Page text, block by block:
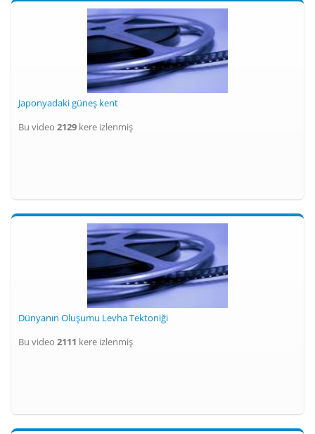
Japonyadaki güneş kent
Bu video 2129 kere izlenmiş
Dünyanın Oluşumu Levha Tektoniği
Bu video 2111 kere izlenmiş